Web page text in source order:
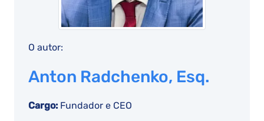
O autor:
Anton Radchenko, Esq.
Cargo: Fundador e CEO